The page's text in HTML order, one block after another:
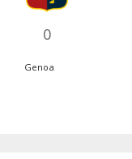
0
Genoa